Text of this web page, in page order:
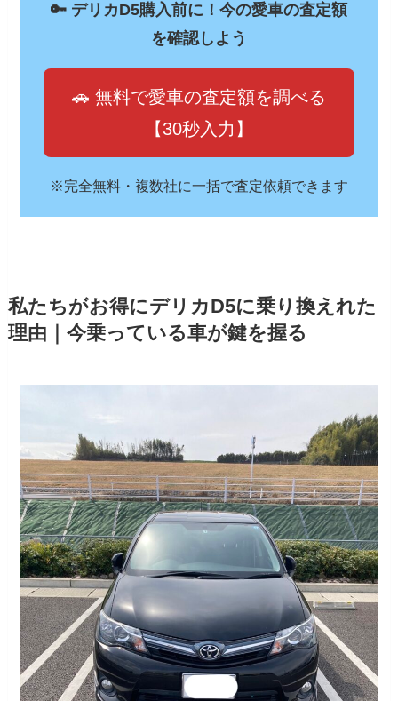
🔑 デリカD5購入前に！今の愛車の査定額
を確認しよう
🚗 無料で愛車の査定額を調べる
【30秒入力】
※完全無料・複数社に一括で査定依頼できます
私たちがお得にデリカD5に乗り換えれた
理由｜今乗っている車が鍵を握る